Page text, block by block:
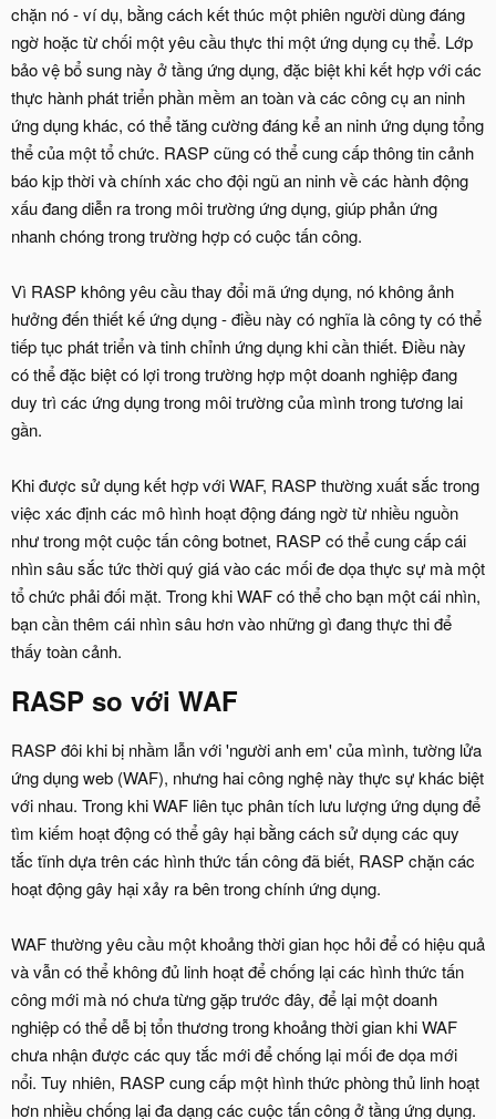
chặn nó - ví dụ, bằng cách kết thúc một phiên người dùng đáng
ngờ hoặc từ chối một yêu cầu thực thi một ứng dụng cụ thể. Lớp
bảo vệ bổ sung này ở tầng ứng dụng, đặc biệt khi kết hợp với các
thực hành phát triển phần mềm an toàn và các công cụ an ninh
ứng dụng khác, có thể tăng cường đáng kể an ninh ứng dụng tổng
thể của một tổ chức. RASP cũng có thể cung cấp thông tin cảnh
báo kịp thời và chính xác cho đội ngũ an ninh về các hành động
xấu đang diễn ra trong môi trường ứng dụng, giúp phản ứng
nhanh chóng trong trường hợp có cuộc tấn công.
Vì RASP không yêu cầu thay đổi mã ứng dụng, nó không ảnh
hưởng đến thiết kế ứng dụng - điều này có nghĩa là công ty có thể
tiếp tục phát triển và tinh chỉnh ứng dụng khi cần thiết. Điều này
có thể đặc biệt có lợi trong trường hợp một doanh nghiệp đang
duy trì các ứng dụng trong môi trường của mình trong tương lai
gần.
Khi được sử dụng kết hợp với WAF, RASP thường xuất sắc trong
việc xác định các mô hình hoạt động đáng ngờ từ nhiều nguồn
như trong một cuộc tấn công botnet, RASP có thể cung cấp cái
nhìn sâu sắc tức thời quý giá vào các mối đe dọa thực sự mà một
tổ chức phải đối mặt. Trong khi WAF có thể cho bạn một cái nhìn,
bạn cần thêm cái nhìn sâu hơn vào những gì đang thực thi để
thấy toàn cảnh.
RASP so với WAF
RASP đôi khi bị nhầm lẫn với 'người anh em' của mình, tường lửa
ứng dụng web (WAF), nhưng hai công nghệ này thực sự khác biệt
với nhau. Trong khi WAF liên tục phân tích lưu lượng ứng dụng để
tìm kiếm hoạt động có thể gây hại bằng cách sử dụng các quy
tắc tĩnh dựa trên các hình thức tấn công đã biết, RASP chặn các
hoạt động gây hại xảy ra bên trong chính ứng dụng.
WAF thường yêu cầu một khoảng thời gian học hỏi để có hiệu quả
và vẫn có thể không đủ linh hoạt để chống lại các hình thức tấn
công mới mà nó chưa từng gặp trước đây, để lại một doanh
nghiệp có thể dễ bị tổn thương trong khoảng thời gian khi WAF
chưa nhận được các quy tắc mới để chống lại mối đe dọa mới
nổi. Tuy nhiên, RASP cung cấp một hình thức phòng thủ linh hoạt
hơn nhiều chống lại đa dạng các cuộc tấn công ở tầng ứng dụng.